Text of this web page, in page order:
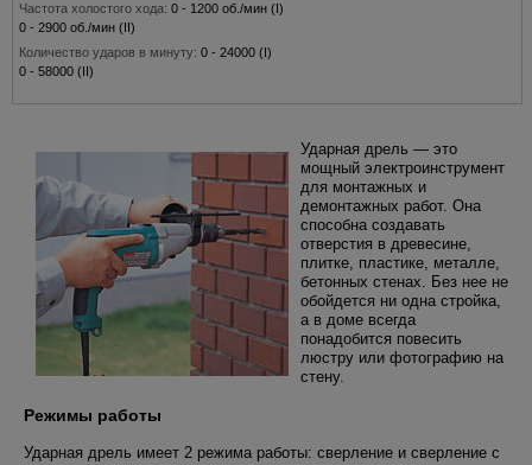
Частота холостого хода: 0 - 1200 об./мин (I)
0 - 2900 об./мин (II)
Количество ударов в минуту: 0 - 24000 (I)
0 - 58000 (II)
Ударная дрель — это
мощный электроинструмент
для монтажных и
демонтажных работ. Она
способна создавать
отверстия в древесине,
плитке, пластике, металле,
бетонных стенах. Без нее не
обойдется ни одна стройка,
а в доме всегда
понадобится повесить
люстру или фотографию на
стену.
Режимы работы
Ударная дрель имеет 2 режима работы: сверление и сверление с